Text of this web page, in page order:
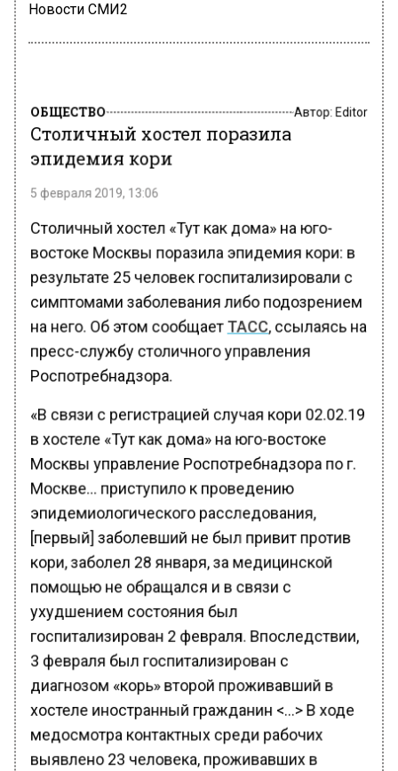
Новости СМИ2
Столичный хостел поразила
эпидемия кори
Столичный хостел «Тут как дома» на юго-
востоке Москвы поразила эпидемия кори: в
результате 25 человек госпитализировали с
симптомами заболевания либо подозрением
на него. Об этом сообщаетТАСС , ссылаясь на
пресс-службу столичного управления
Роспотребнадзора.
«В связи с регистрацией случая кори 02.02.19
в хостеле «Тут как дома» на юго-востоке
Москвы управление Роспотребнадзора по г.
Москве… приступило к проведению
эпидемиологического расследования,
[первый] заболевший не был привит против
кори, заболел 28 января, за медицинской
помощью не обращался и в связи с
ухудшением состояния был
госпитализирован 2 февраля. Впоследствии,
3 февраля был госпитализирован с
диагнозом «корь» второй проживавший в
хостеле иностранный гражданин <…> В ходе
медосмотра контактных среди рабочих
выявлено 23 человека, проживавших в